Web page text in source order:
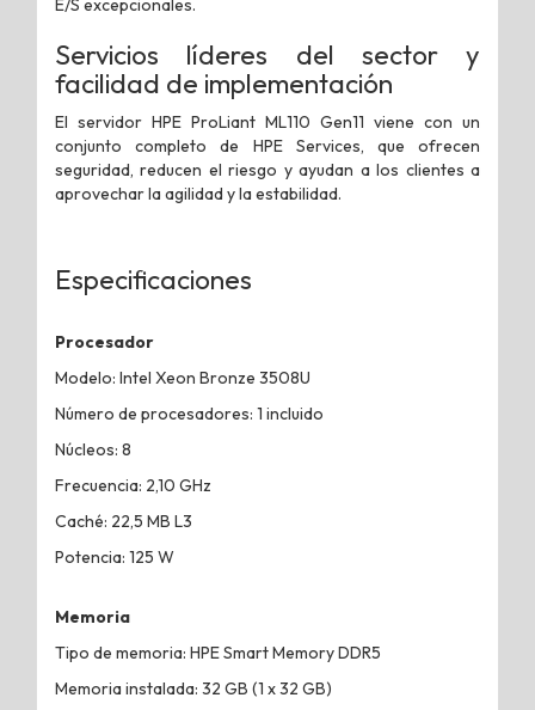
E/S excepcionales.
Servicios líderes del sector y
facilidad de implementación
El servidor HPE ProLiant ML110 Gen11 viene con un
conjunto completo de HPE Services, que ofrecen
seguridad, reducen el riesgo y ayudan a los clientes a
aprovechar la agilidad y la estabilidad.
Especificaciones
Procesador
Modelo: Intel Xeon Bronze 3508U
Número de procesadores: 1 incluido
Núcleos: 8
Frecuencia: 2,10 GHz
Caché: 22,5 MB L3
Potencia: 125 W
Memoria
Tipo de memoria: HPE Smart Memory DDR5
Memoria instalada: 32 GB (1 x 32 GB)